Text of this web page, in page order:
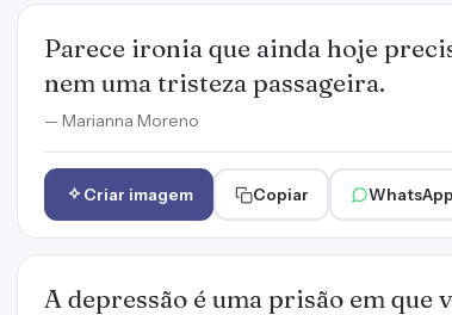
Parece ironia que ainda hoje
nem uma tristeza passageira.
— Marianna Moreno
Criar imagem Copiar WhatsApp
A depressão é uma prisão em